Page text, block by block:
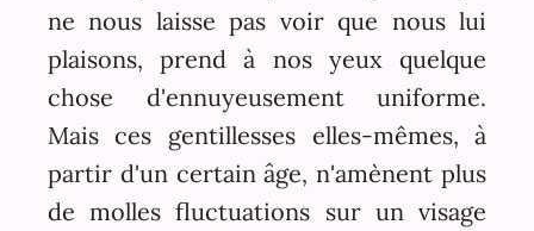
ne nous laisse pas voir que nous lui
plaisons, prend à nos yeux quelque
chose d'ennuyeusement uniforme.
Mais ces gentillesses elles-mêmes, à
partir d'un certain âge, n'amènent plus
de molles fluctuations sur un visage